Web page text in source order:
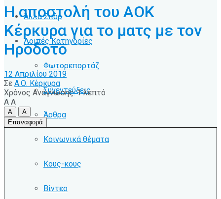
Άλλα Σπόρ
Λοιπές Κατηγορίες
Φωτορεπορτάζ
Συνεντεύξεις
Άρθρα
Κοινωνικά θέματα
Κους-κους
Βίντεο
Η αποστολή του ΑΟΚ
Κέρκυρα για το ματς με τον
Ηρόδοτο
12 Απριλίου 2019
Σε Α.Ο. Κέρκυρα
Χρόνος Ανάγνωσης: 1 λεπτό
A A
A
A
Επαναφορά